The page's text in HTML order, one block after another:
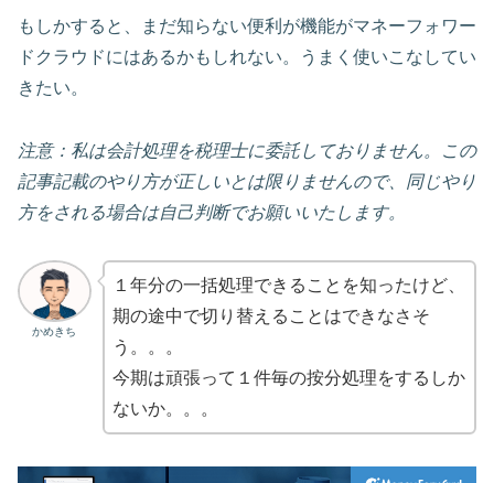
もしかすると、まだ知らない便利が機能がマネーフォワー
ドクラウドにはあるかもしれない。うまく使いこなしてい
きたい。
注意：私は会計処理を税理士に委託しておりません。この
記事記載のやり方が正しいとは限りませんので、同じやり
方をされる場合は自己判断でお願いいたします。
かめきち
１年分の一括処理できることを知ったけど、
期の途中で切り替えることはできなさそ
う。。。
今期は頑張って１件毎の按分処理をするしか
ないか。。。